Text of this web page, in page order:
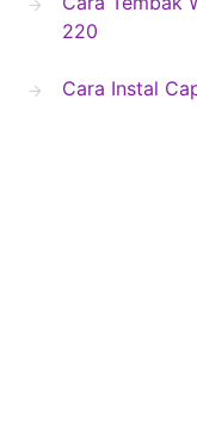
220
Cara Instal